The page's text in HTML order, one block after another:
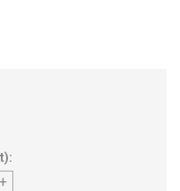
):
+